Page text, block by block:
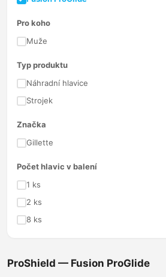
Pro koho
Muže
Typ produktu
Náhradní hlavice
Strojek
Značka
Gillette
Počet hlavic v balení
1 ks
2 ks
8 ks
ProShield — Fusion ProGlide